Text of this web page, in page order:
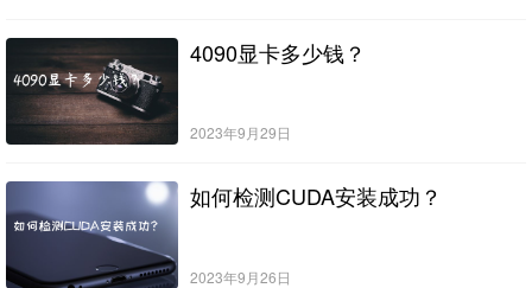
4090显卡多少钱？
2023年9月29日
如何检测CUDA安装成功？
2023年9月26日